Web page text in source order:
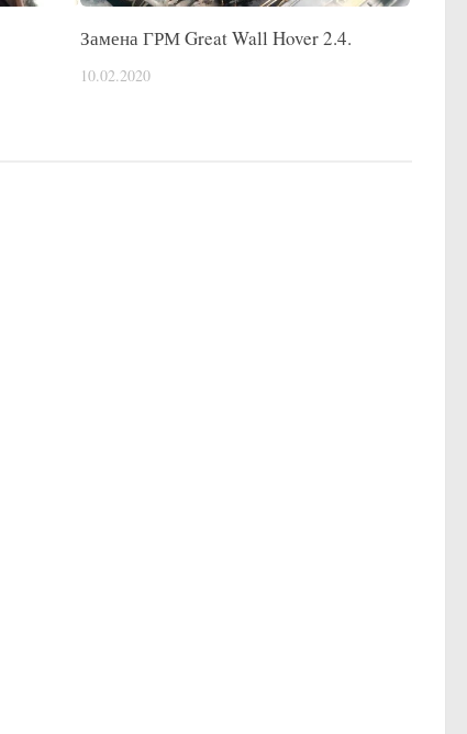
Замена ГРМ Great Wall Hover 2.4.
10.02.2020